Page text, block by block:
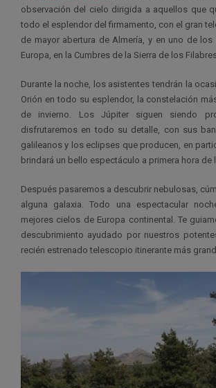
observación del cielo dirigida a aquellos que
todo el esplendor del firmamento, con el gran
de mayor abertura de Almería, y en uno de
Europa, en la Cumbres de la Sierra de los
Durante la noche, los asistentes tendrán la
Orión en todo su esplendor, la constelación
de invierno. Los Júpiter siguen siendo
disfrutaremos en todo su detalle, con sus
galileanos y los eclipses que producen, en
brindará un bello espectáculo a primera hora de
Después pasaremos a descubrir nebulosas,
alguna galaxia. Todo una espectacular
mejores cielos de Europa continental. Te
descubrimiento ayudado por nuestros
recién estrenado telescopio itinerante más